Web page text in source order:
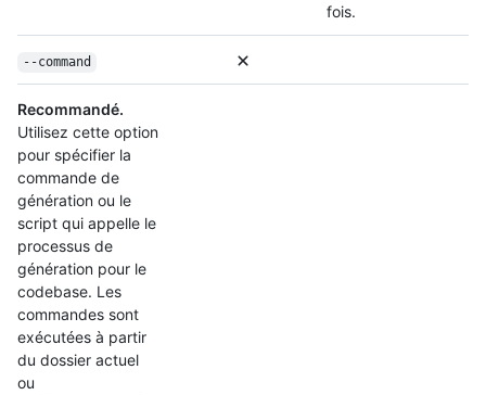
fois.
--command
Recommandé.
Utilisez cette option
pour spécifier la
commande de
génération ou le
script qui appelle le
processus de
génération pour le
codebase. Les
commandes sont
exécutées à partir
du dossier actuel
ou